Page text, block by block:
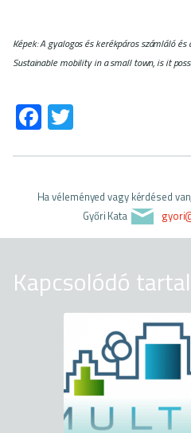
Képek: A gyalogos és kerékpáros számláló
Sustainable mobility in a small town, is it
Fa
ce
b
o
tt
er
Ha véleményed vagy kérdésed
Győri Kata
Kapcsolódó